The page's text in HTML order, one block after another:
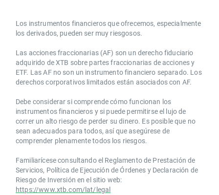
Los instrumentos financieros que ofrecemos, especialmente
los derivados, pueden ser muy riesgosos.
Las acciones fraccionarias (AF) son un derecho fiduciario
adquirido de XTB sobre partes fraccionarias de acciones y
ETF. Las AF no son un instrumento financiero separado. Los
derechos corporativos limitados están asociados con AF.
Debe considerar si comprende cómo funcionan los
instrumentos financieros y si puede permitirse el lujo de
correr un alto riesgo de perder su dinero. Es posible que no
sean adecuados para todos, así que asegúrese de
comprender plenamente todos los riesgos.
Familiarícese consultando el Reglamento de Prestación de
Servicios, Política de Ejecución de Órdenes y Declaración de
Riesgo de Inversión en el sitio web:
https://www.xtb.com/lat/legal